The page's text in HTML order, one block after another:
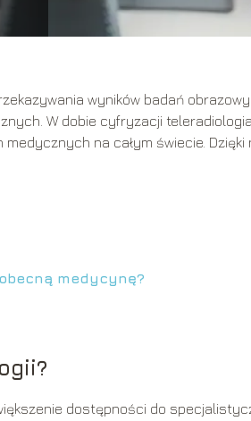
wyników badań
W dobie cyfryzacji
na całym świecie.
medycynę?
dostępności do